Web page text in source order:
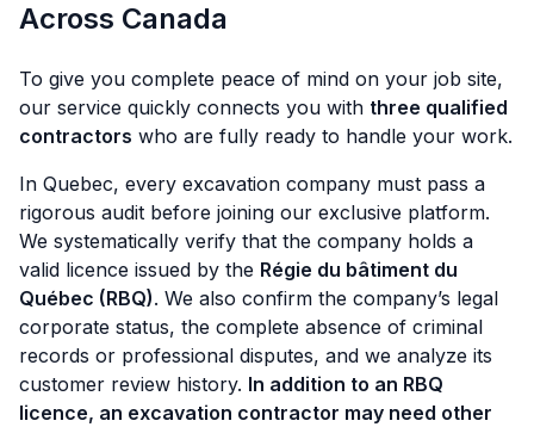
Across Canada
To give you complete peace of mind on your job site,
our service quickly connects you with three qualified
contractors who are fully ready to handle your work.
In Quebec, every excavation company must pass a
rigorous audit before joining our exclusive platform.
We systematically verify that the company holds a
valid licence issued by the Régie du bâtiment du
Québec (RBQ). We also confirm the company’s legal
corporate status, the complete absence of criminal
records or professional disputes, and we analyze its
customer review history. In addition to an RBQ
licence, an excavation contractor may need other